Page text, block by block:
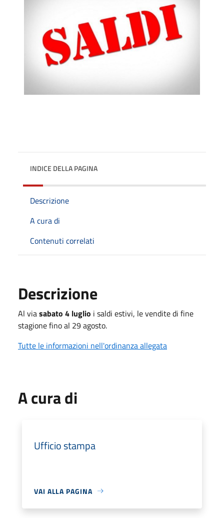
INDICE DELLA PAGINA
Descrizione
A cura di
Contenuti correlati
Descrizione
Al viasabato 4 luglio i saldi estivi, le vendite di fine
stagione fino al 29 agosto.
Tutte le informazioni nell'ordinanza allegata
A cura di
Ufficio stampa
VAI ALLA PAGINA